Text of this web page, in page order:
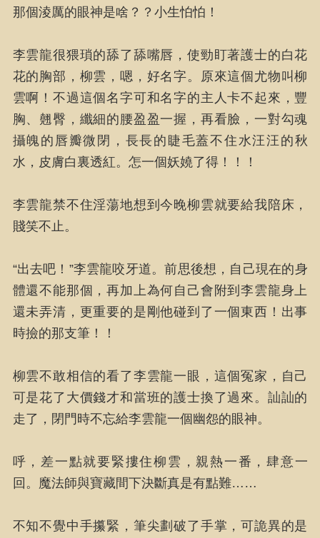
那個淩厲的眼神是啥？？小生怕怕！
李雲龍很猥瑣的舔了舔嘴唇，使勁盯著護士的白花
花的胸部，柳雲，嗯，好名字。原來這個尤物叫柳
雲啊！不過這個名字可和名字的主人卡不起來，豐
胸、翹臀，纖細的腰盈盈一握，再看臉，一對勾魂
攝魄的唇瓣微閉，長長的睫毛蓋不住水汪汪的秋
水，皮膚白裏透紅。怎一個妖嬈了得！！！
李雲龍禁不住淫蕩地想到今晚柳雲就要給我陪床，
賤笑不止。
“出去吧！”李雲龍咬牙道。前思後想，自己現在的身
體還不能那個，再加上為何自己會附到李雲龍身上
還未弄清，更重要的是剛他碰到了一個東西！出事
時撿的那支筆！！
柳雲不敢相信的看了李雲龍一眼，這個冤家，自己
可是花了大價錢才和當班的護士換了過來。訕訕的
走了，閉門時不忘給李雲龍一個幽怨的眼神。
呼，差一點就要緊摟住柳雲，親熱一番，肆意一
回。魔法師與寶藏間下決斷真是有點難……
不知不覺中手攥緊，筆尖劃破了手掌，可詭異的是